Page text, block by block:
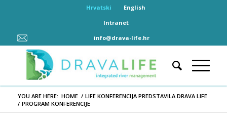
Hrvatski
English
Intranet
info@drava-life.hr
YOU ARE HERE: HOME / LIFE KONFERENCIJA PREDSTAVILA DRAVA LIFE
/ PROGRAM KONFERENCIJE